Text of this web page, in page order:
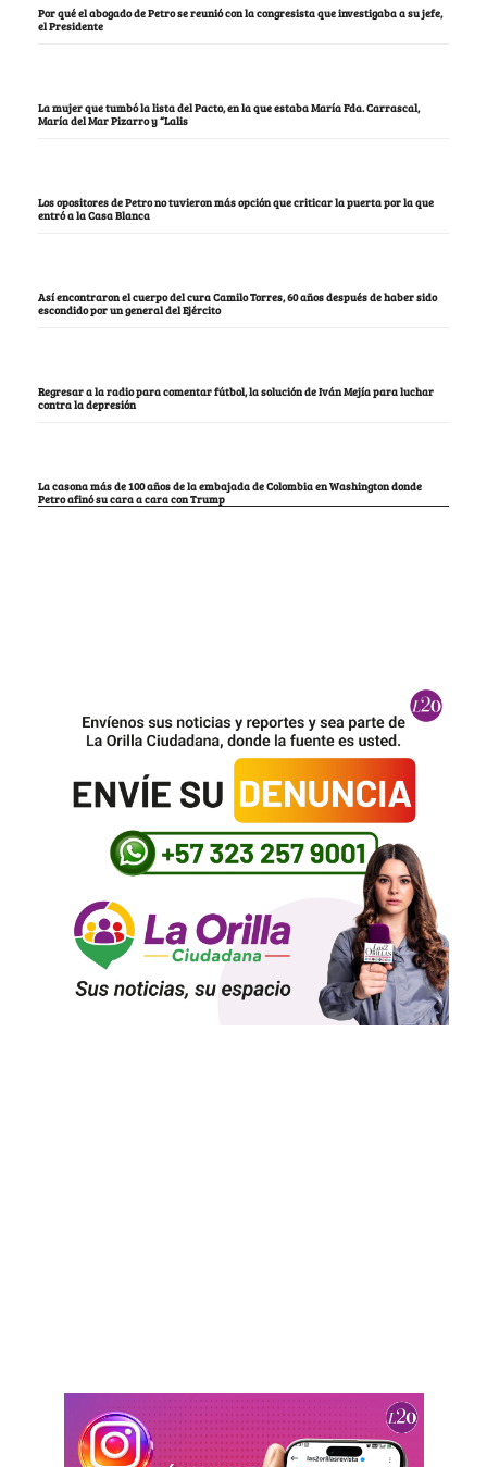
Por qué el abogado de Petro se reunió con la congresista que investigaba a su jefe,
el Presidente
La mujer que tumbó la lista del Pacto, en la que estaba María Fda. Carrascal,
María del Mar Pizarro y “Lalis
Los opositores de Petro no tuvieron más opción que criticar la puerta por la que
entró a la Casa Blanca
Así encontraron el cuerpo del cura Camilo Torres, 60 años después de haber sido
escondido por un general del Ejército
Regresar a la radio para comentar fútbol, la solución de Iván Mejía para luchar
contra la depresión
La casona más de 100 años de la embajada de Colombia en Washington donde
Petro afinó su cara a cara con Trump